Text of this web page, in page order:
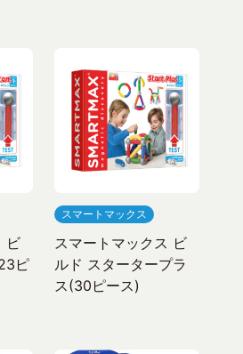
ビ
ピ
スマートマックス
スマートマックス ビ
ルド スタータープラ
ス(30ピース)